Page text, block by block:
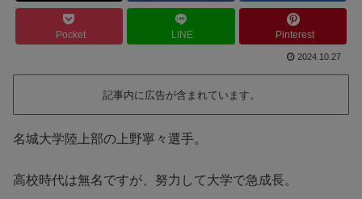
Pocket LINE Pinterest
2024.10.27
記事内に広告が含まれています。
名城大学陸上部の上野寧々選手。
高校時代は無名ですが、努力して大学で急成長。